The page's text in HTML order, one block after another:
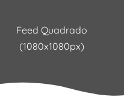
Feed Quadrado
(1080x1080px)